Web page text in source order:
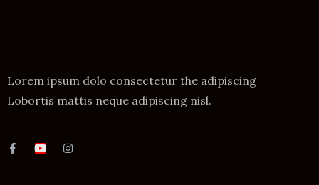
Lorem ipsum dolo consectetur the adipiscing
Lobortis mattis neque adipiscing nisl.